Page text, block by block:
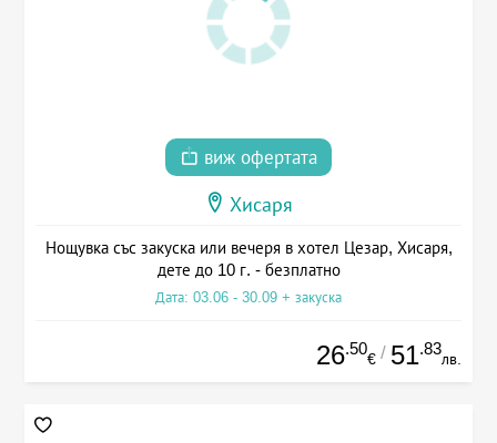
виж офертата
Хисаря
Нощувка със закуска или вечеря в хотел Цезар, Хисаря,
дете до 10 г. - безплатно
Дата: 03.06 - 30.09 + закуска
26.50
€ / 51.83
лв.